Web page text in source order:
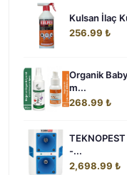
Kulsan İlaç
256.99 ₺
Organik
m...
268.99 ₺
-...
2,698.99 ₺